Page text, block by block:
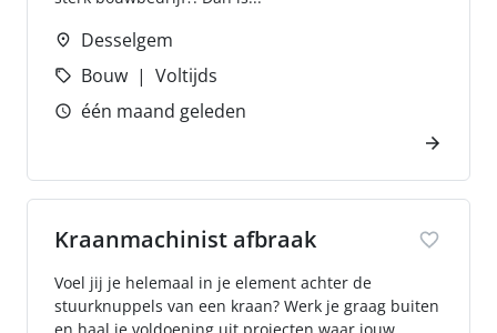
Desselgem
Bouw
Voltijds
één maand geleden
Kraanmachinist afbraak
Voel jij je helemaal in je element achter de
stuurknuppels van een kraan? Werk je graag buiten